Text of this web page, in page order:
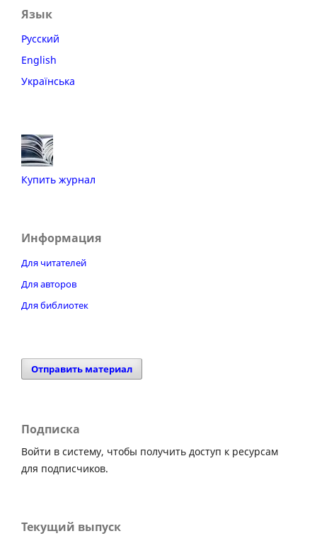
Язык
Русский
English
Українська
Купить журнал
Информация
Для читателей
Для авторов
Для библиотек
Отправить материал
Подписка
Войти в систему, чтобы получить доступ к ресурсам
для подписчиков.
Текущий выпуск